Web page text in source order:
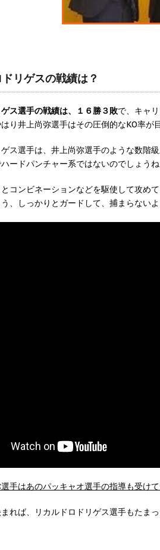
リゲスの戦績は？
ス選手の戦績は、１６勝３敗で、キャ
り井上尚弥選手はその圧倒的なKO率が
ス選手は、井上尚弥選手のような数階
ードパンチャー系ではないのでしょうね
コンビネーションなどを駆使して攻め
、しっかりとガードして、捕まらないよ
手はあのパッキャオ選手の指導も受け
れば、リカルドロドリゲス選手もたま